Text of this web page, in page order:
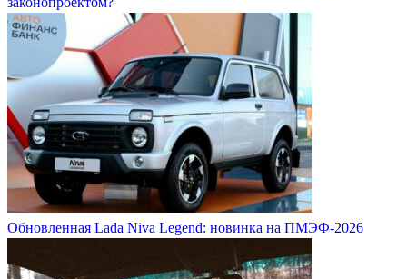
Обновленная Lada Niva Legend: новинка на ПМЭФ-2026